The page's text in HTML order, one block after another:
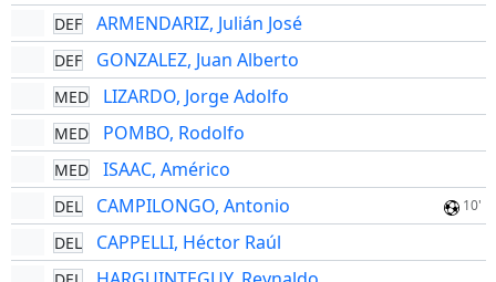
DEF ARMENDARIZ, Julián José
DEF GONZALEZ, Juan Alberto
MED LIZARDO, Jorge Adolfo
MED POMBO, Rodolfo
MED ISAAC, Américo
DEL CAMPILONGO, Antonio 10'
DEL CAPPELLI, Héctor Raúl